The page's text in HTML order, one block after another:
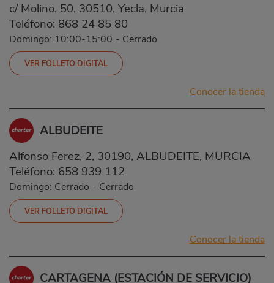
c/ Molino, 50, 30510, Yecla, Murcia
Teléfono: 868 24 85 80
Domingo: 10:00-15:00 - Cerrado
VER FOLLETO DIGITAL
Conocer la tienda
ALBUDEITE
Alfonso Ferez, 2, 30190, ALBUDEITE, MURCIA
Teléfono: 658 939 112
Domingo: Cerrado - Cerrado
VER FOLLETO DIGITAL
Conocer la tienda
CARTAGENA (ESTACIÓN DE SERVICIO)